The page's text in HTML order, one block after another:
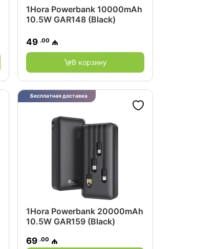
1Hora Powerbank 10000mAh
10.5W GAR148 (Black)
49.00 ₼
В корзину
1Hora Powerbank 20000mAh
10.5W GAR159 (Black)
69.00 ₼
Бесплатная доставка